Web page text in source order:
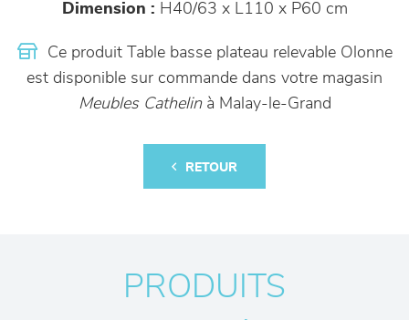
Dimension : H40/63 x L110 x P60 cm
Ce produit Table basse plateau relevable Olonne
est disponible sur commande dans votre magasin
Meubles Cathelinà Malay-le-Grand
RETOUR
PRODUITS